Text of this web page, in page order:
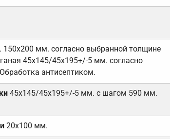
150х200 мм. согласно выбранной толщине
45х145/45х195+/-5 мм. согласно
антисептиком.
45х145/45х195+/-5 мм. с шагом 590 мм.
20х100 мм.